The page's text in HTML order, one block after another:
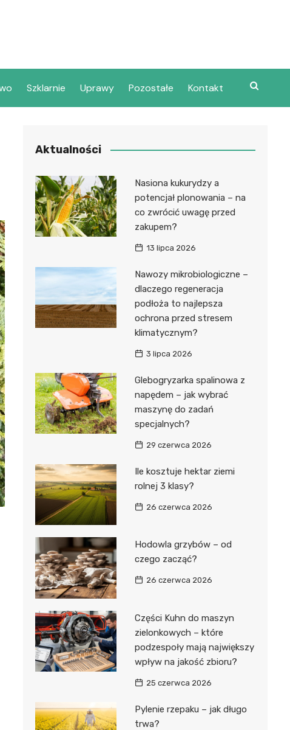
Szklarnie Uprawy Pozostałe Kontakt
Aktualności
Nasiona kukurydzy a
potencjał plonowania – na
co zwrócić uwagę przed
zakupem?
13 lipca 2026
Nawozy mikrobiologiczne –
dlaczego regeneracja
podłoża to najlepsza
ochrona przed stresem
klimatycznym?
3 lipca 2026
Glebogryzarka spalinowa z
napędem – jak wybrać
maszynę do zadań
specjalnych?
29 czerwca 2026
Ile kosztuje hektar ziemi
rolnej 3 klasy?
26 czerwca 2026
Hodowla grzybów – od
czego zacząć?
26 czerwca 2026
Części Kuhn do maszyn
zielonkowych – które
podzespoły mają największy
wpływ na jakość zbioru?
25 czerwca 2026
Pylenie rzepaku – jak długo
trwa?